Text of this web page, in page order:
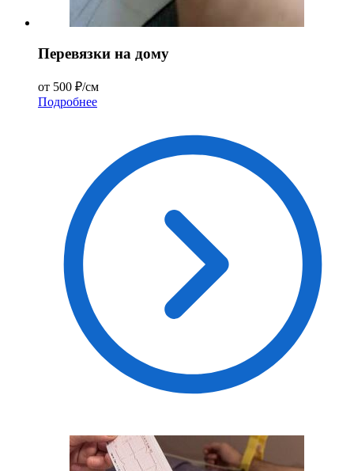
Перевязки на дому
от 500 ₽/см
Подробнее